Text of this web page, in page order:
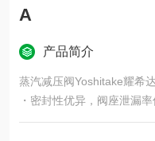
A
产品简介
蒸汽减压阀Yoshitake耀希
・密封性优异，阀座泄漏率